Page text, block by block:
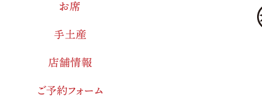
お席
手土産
店舗情報
ご予約フォーム